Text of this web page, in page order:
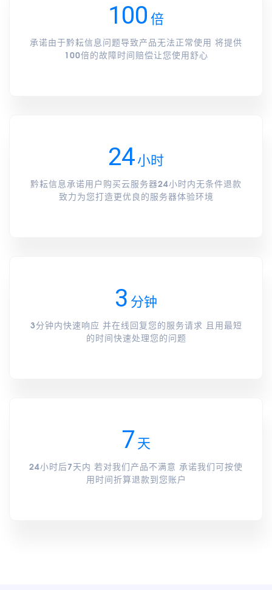
100 倍
承诺由于黔耘信息问题导致产品无法正常使用 将提供
100倍的故障时间赔偿让您使用舒心
24小时
黔耘信息承诺用户购买云服务器24小时内无条件退款
致力为您打造更优良的服务器体验环境
3 分钟
3分钟内快速响应 并在线回复您的服务请求 且用最短
的时间快速处理您的问题
7 天
24小时后7天内 若对我们产品不满意 承诺我们可按使
用时间折算退款到您账户